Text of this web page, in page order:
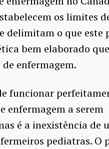
os limites
delimitam o que este
bem elaborado
enfermagem.
funcionar
enfermagem a serem
é a inexistência de
pediatras. O